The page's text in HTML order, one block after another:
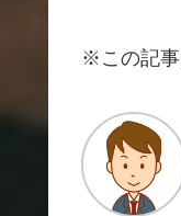
※この記事